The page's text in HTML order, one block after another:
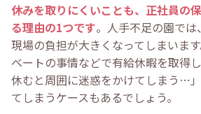
休みを取りにくいことも、正社員の
る理由の1つです。人手不足の園では
現場の負担が大きくなってしまいます
ベートの事情などで有給休暇を取得
休むと周囲に迷惑をかけてしまう…」
てしまうケースもあるでしょう。